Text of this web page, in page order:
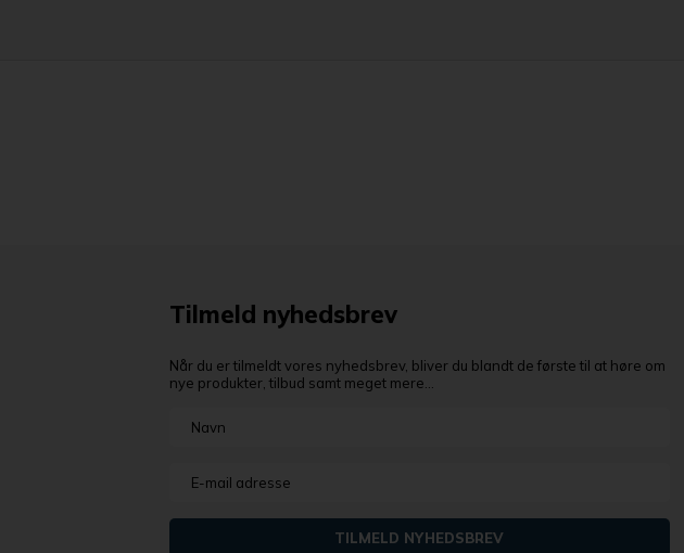
Tilmeld nyhedsbrev
Når du er tilmeldt vores nyhedsbrev, bliver du blandt de første til at høre om
nye produkter, tilbud samt meget mere...